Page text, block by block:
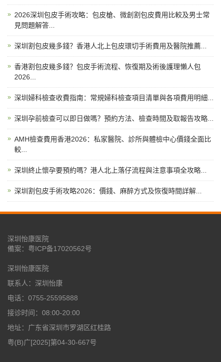
2026深圳包皮手術攻略：包皮槍、微創割包皮費用比較及男士常
見問題解答...
深圳割包皮幾多錢？香港人北上包皮環切手術費用及醫院推薦...
香港割包皮幾多錢？包皮手術流程、恢復期及術後護理懶人包
2026...
深圳婦科檢查收費指南：常規婦科檢查項目清單與各項費用明細...
深圳孕前檢查可以即日做嗎？預約方法、檢查時間及取報告攻略...
AMH檢查費用香港2026：私家醫院、診所與體檢中心價錢全面比
較...
深圳終止懷孕要預約嗎？港人北上落仔流程與注意事項全攻略...
深圳割包皮手術攻略2026：價錢、麻醉方式及恢復時間詳解...
深圳怡康医院
備案： 粤ICP备17020562号
深圳怡康医院
联系人：深圳怡康
电话：0755-25595888
接诊时间：08:00-20:00
地址：广东省深圳市罗湖区红桂路
粤(B)广[2025]第04-30-667号